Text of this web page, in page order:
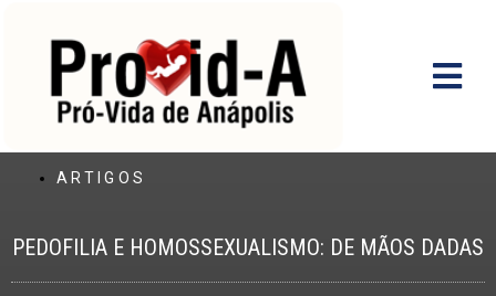
ARTIGOS
PEDOFILIA E HOMOSSEXUALISMO: DE MÃOS DADAS